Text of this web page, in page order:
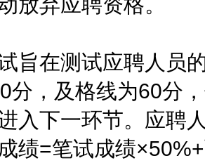
在测试应聘人员的
分，及格线为60分
入下一环节。应聘
绩=笔试成绩